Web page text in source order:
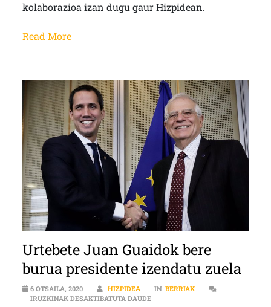
kolaborazioa izan dugu gaur Hizpidean.
Read More
Urtebete Juan Guaidok bere
burua presidente izendatu zuela
6 OTSAILA, 2020 HIZPIDEA IN BERRIAK
IRUZKINAK DESAKTIBATUTA DAUDEURTEBETE JUAN GUAIDOK BERE